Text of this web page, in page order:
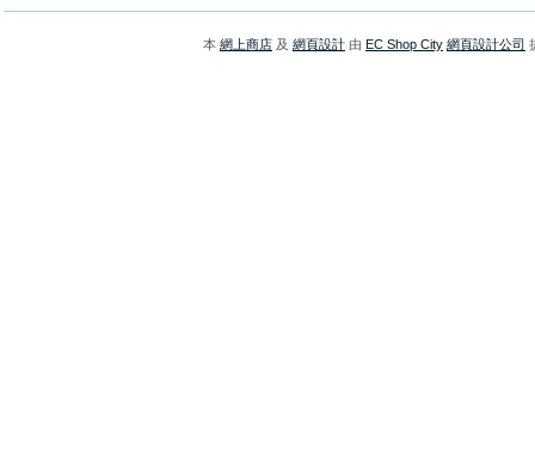
本 網上商店 及 網頁設計 由 EC Shop City 網頁設計公司